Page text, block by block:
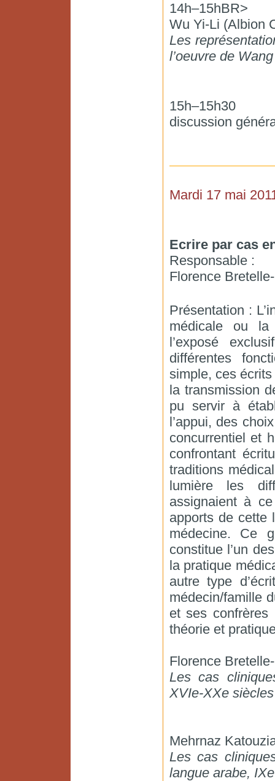
14h–15hBR>
Wu Yi-Li (Albion
Les
l’oeuvre de
15h–15h30
discussion
Mardi 17 mai
Ecrire par cas
Responsable :
Florence
Présentation :
médicale ou la
l’exposé
différentes
simple, ces
la transmission
pu servir à
l’appui, des
concurrentiel et
confrontant
traditions
lumière les
assignaient à
apports de cette
médecine. Ce
constitue l’un
la pratique
autre type
médecin/famille
et ses
théorie et
Florence
Les cas
XVIe-XXe siècles
Mehrnaz
Les cas
langue arabe,